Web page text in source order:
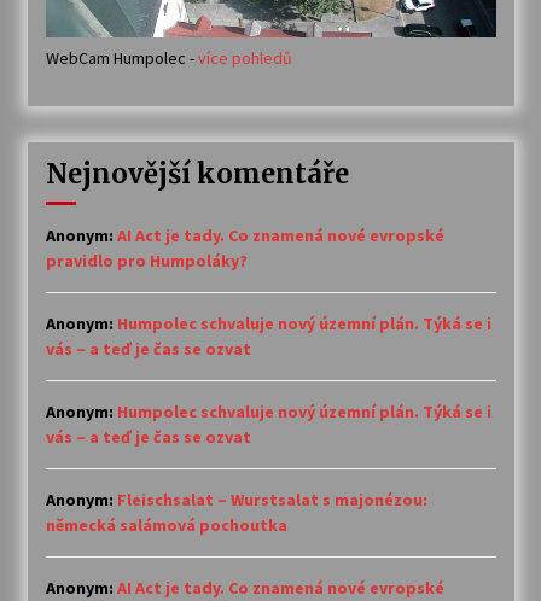
WebCam Humpolec -více pohledů
Nejnovější komentáře
Anonym: AI Act je tady. Co znamená nové evropské
pravidlo pro Humpoláky?
Anonym: Humpolec schvaluje nový územní plán. Týká se i
vás – a teď je čas se ozvat
Anonym: Humpolec schvaluje nový územní plán. Týká se i
vás – a teď je čas se ozvat
Anonym: Fleischsalat – Wurstsalat s majonézou:
německá salámová pochoutka
Anonym: AI Act je tady. Co znamená nové evropské